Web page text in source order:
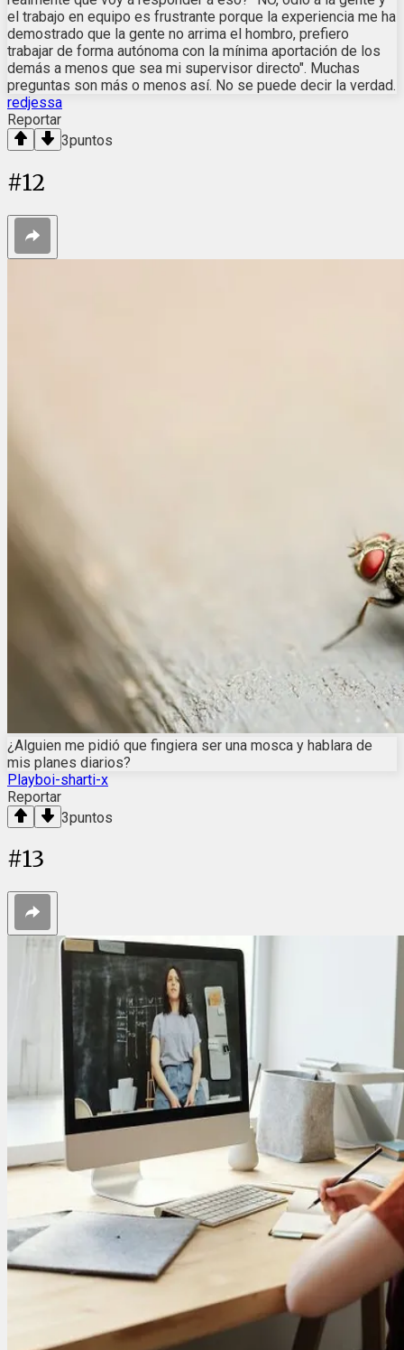
el trabajo en equipo es frustrante porque la experiencia me ha
demostrado que la gente no arrima el hombro, prefiero
trabajar de forma autónoma con la mínima aportación de los
demás a menos que sea mi supervisor directo". Muchas
preguntas son más o menos así. No se puede decir la verdad.
redjessa
Reportar
3puntos
#12
¿Alguien me pidió que fingiera ser una mosca y hablara de
mis planes diarios?
Playboi-sharti-x
Reportar
3puntos
#13